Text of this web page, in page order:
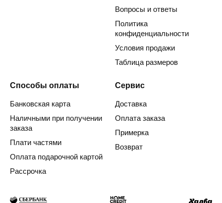
Вопросы и ответы
Политика
конфиденциальности
Условия продажи
Таблица размеров
Способы оплаты
Банковская карта
Наличными при получении
заказа
Плати частями
Оплата подарочной картой
Рассрочка
Сервис
Доставка
Оплата заказа
Примерка
Возврат